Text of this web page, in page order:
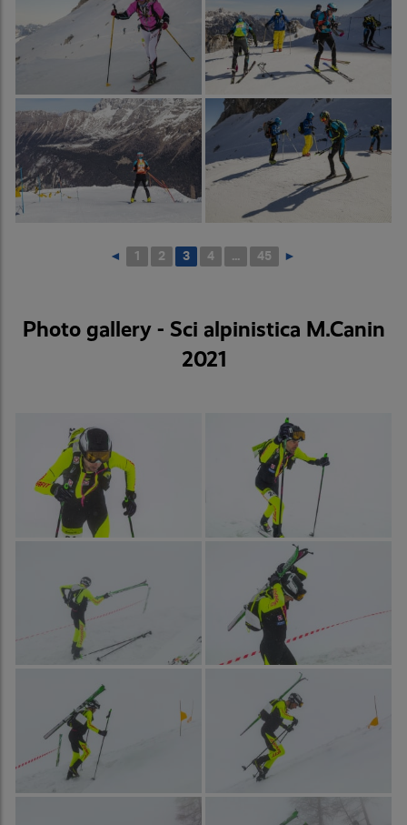
◄ 1 2 3 4 ... 45 ►
Photo gallery - Sci alpinistica M.Canin
2021